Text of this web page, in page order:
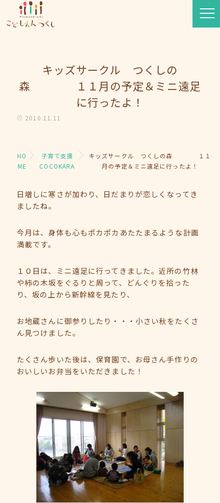
キッズサークル つくしの
森 １１月の予定＆ミニ遠足
に行ったよ！
2010.11.11
HO
ME
子育て支援
COCOKARA
キッズサークル つくしの森 １１
月の予定＆ミニ遠足に行ったよ！
日増しに寒さが加わり、日だまりが恋しくなってき
ましたね。
今月は、身体も心もポカポカあたたまるような計画
満載です。
１０日は、ミニ遠足に行ってきました。近所の竹林
や柿の木坂をぐるりと周って、どんぐりを拾った
り、坂の上から新幹線を見たり、
お地蔵さんに御参りしたり・・・小さい秋をたくさ
ん見つけました。
たくさん歩いた後は、保育園で、お母さん手作りの
おいしいお弁当をいただきました！